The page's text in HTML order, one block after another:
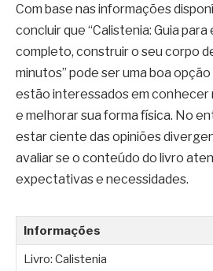
Com base nas informações
concluir que “Calistenia: Guia
completo, construir o seu corpo
minutos” pode ser uma boa
estão interessados em conhecer
e melhorar sua forma física. No
estar ciente das opiniões
avaliar se o conteúdo do livro
expectativas e necessidades.
Informações
Livro: Calistenia